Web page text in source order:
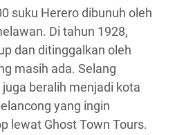
suku Herero dibunuh oleh
Di tahun 1928,
dan ditinggalkan oleh
masih ada. Selang
beralih menjadi kota
yang ingin
lewat Ghost Town Tours.